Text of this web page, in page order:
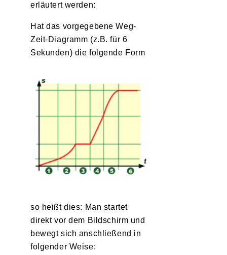
erläutert werden:
Hat das vorgegebene Weg-
Zeit-Diagramm (z.B. für 6
Sekunden) die folgende Form
so heißt dies: Man startet
direkt vor dem Bildschirm und
bewegt sich anschließend in
folgender Weise: